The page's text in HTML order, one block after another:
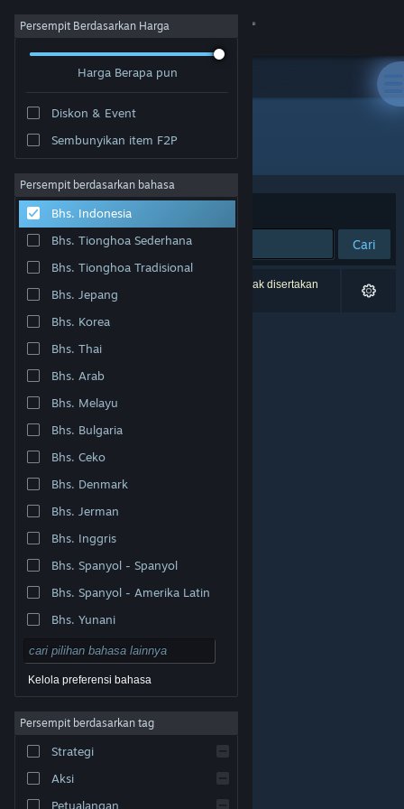
Login
Tentang
Bantuan
Ubah bahasa
Dapatkan Aplikasi Seluler Steam
Lihat situs web desktop
Undang. Semua merek dagang merupakan hak pemilik
Legal| Aksesibilitas
Pengembalian Dana
Persempit Berdasarkan Harga
Harga Berapa pun
Diskon & Event
Sembunyikan item F2P
Persempit berdasarkan bahasa
Bhs. Indonesia
Bhs. Tionghoa Sederhana
Bhs. Tionghoa Tradisional
Bhs. Jepang
Bhs. Korea
Bhs. Thai
Bhs. Arab
Bhs. Melayu
Bhs. Bulgaria
Bhs. Ceko
Bhs. Denmark
Bhs. Jerman
Bhs. Inggris
Bhs. Spanyol - Spanyol
Bhs. Spanyol - Amerika Latin
Bhs. Yunani
Kelola preferensi bahasa
Persempit berdasarkan tag
Strategi
Aksi
Petualangan
Pengembang: Gereon Bartel
Berdasarkan Relevansi
Cari
0 hasil cocok dengan pencarianmu. 1 produk tidak disertakan
berdasarkan preferensimu.